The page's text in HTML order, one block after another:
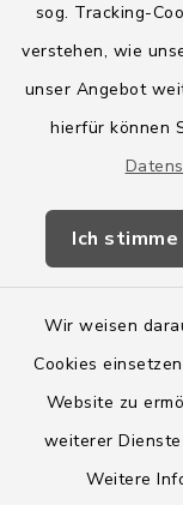
sog. Tracking-
verstehen, wie
unser Angebot
hierfür können
Ich stimme
Wir weisen
Cookies
Website zu
weiterer
Weitere
Quicklinks
Amt
Wege-